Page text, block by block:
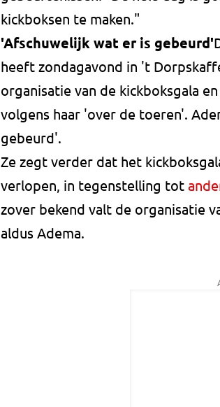
kickboksen te maken."
'Afschuwelijk wat er is gebeurd'
heeft zondagavond in 't
organisatie van de kickboksgala
volgens haar 'over de toeren'.
gebeurd'.
Ze zegt verder dat het
verlopen, in tegenstelling tot
zover bekend valt de organisatie
aldus Adema.